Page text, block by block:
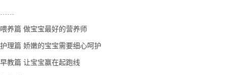
……
喂养篇 做宝宝最好的营养师
护理篇 娇嫩的宝宝需要细心呵护
早教篇 让宝宝赢在起跑线